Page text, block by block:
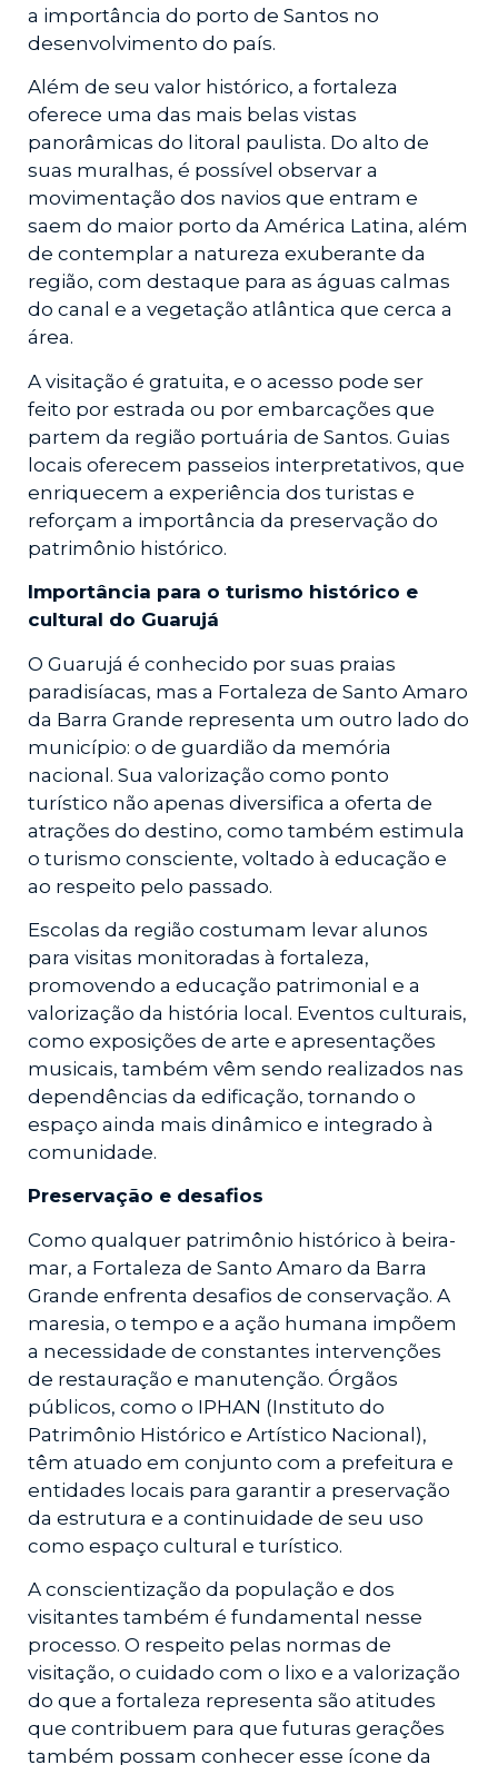
a importância do porto de Santos no
desenvolvimento do país.
Além de seu valor histórico, a fortaleza
oferece uma das mais belas vistas
panorâmicas do litoral paulista. Do alto de
suas muralhas, é possível observar a
movimentação dos navios que entram e
saem do maior porto da América Latina, além
de contemplar a natureza exuberante da
região, com destaque para as águas calmas
do canal e a vegetação atlântica que cerca a
área.
A visitação é gratuita, e o acesso pode ser
feito por estrada ou por embarcações que
partem da região portuária de Santos. Guias
locais oferecem passeios interpretativos, que
enriquecem a experiência dos turistas e
reforçam a importância da preservação do
patrimônio histórico.
Importância para o turismo histórico e
cultural do Guarujá
O Guarujá é conhecido por suas praias
paradisíacas, mas a Fortaleza de Santo Amaro
da Barra Grande representa um outro lado do
município: o de guardião da memória
nacional. Sua valorização como ponto
turístico não apenas diversifica a oferta de
atrações do destino, como também estimula
o turismo consciente, voltado à educação e
ao respeito pelo passado.
Escolas da região costumam levar alunos
para visitas monitoradas à fortaleza,
promovendo a educação patrimonial e a
valorização da história local. Eventos culturais,
como exposições de arte e apresentações
musicais, também vêm sendo realizados nas
dependências da edificação, tornando o
espaço ainda mais dinâmico e integrado à
comunidade.
Preservação e desafios
Como qualquer patrimônio histórico à beira-
mar, a Fortaleza de Santo Amaro da Barra
Grande enfrenta desafios de conservação. A
maresia, o tempo e a ação humana impõem
a necessidade de constantes intervenções
de restauração e manutenção. Órgãos
públicos, como o IPHAN (Instituto do
Patrimônio Histórico e Artístico Nacional),
têm atuado em conjunto com a prefeitura e
entidades locais para garantir a preservação
da estrutura e a continuidade de seu uso
como espaço cultural e turístico.
A conscientização da população e dos
visitantes também é fundamental nesse
processo. O respeito pelas normas de
visitação, o cuidado com o lixo e a valorização
do que a fortaleza representa são atitudes
que contribuem para que futuras gerações
também possam conhecer esse ícone da